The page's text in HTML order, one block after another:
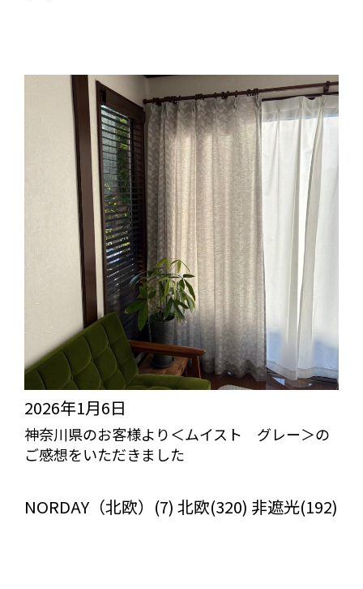
2026年1月6日
神奈川県のお客様より＜ムイスト グレー＞の
ご感想をいただきました
NORDAY（北欧）(7) 北欧(320) 非遮光(192)